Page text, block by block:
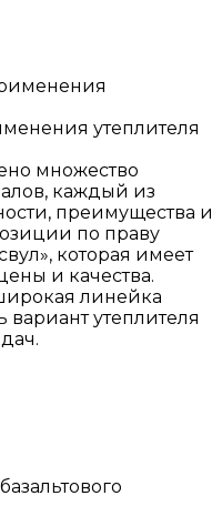
утеплителя
множество
каждый из
преимущества и
по праву
которая имеет
и качества.
линейка
вариант утеплителя